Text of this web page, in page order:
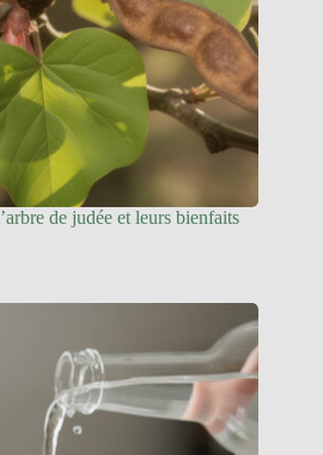
de judée et leurs bienfaits